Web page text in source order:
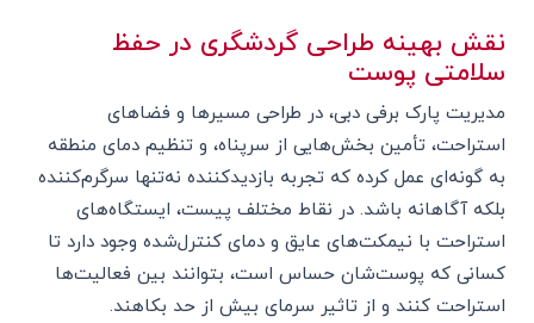
نقش بهینه طراحی گردشگری در حفظ
سلامتی پوست
مدیریت پارک برفی دبی، در طراحی مسیرها و فضاهای
استراحت، تأمین بخش‌هایی از سرپناه، و تنظیم دمای منطقه
به گونه‌ای عمل کرده که تجربه بازدیدکننده نه‌تنها سرگرم‌کننده
بلکه آگاهانه باشد. در نقاط مختلف پیست، ایستگاه‌های
استراحت با نیمکت‌های عایق و دمای کنترل‌شده وجود دارد تا
کسانی که پوست‌شان حساس است، بتوانند بین فعالیت‌ها
استراحت کنند و از تاثیر سرمای بیش از حد بکاهند.